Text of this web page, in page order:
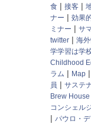
食 | 接客 |
ナー | 効果
ミナー | サ
twitter | 海
学学習は学
Childhood
ラム | Map |
員 | サステ
Brew House
コンシェル
| パウロ・